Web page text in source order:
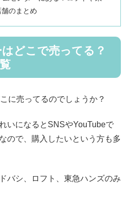
のまとめ
どこで売ってる？
に売ってるのでしょうか？
いになるとSNSやYouTubeで
ので、購入したいという方も多
バシ、ロフト、東急ハンズのみ